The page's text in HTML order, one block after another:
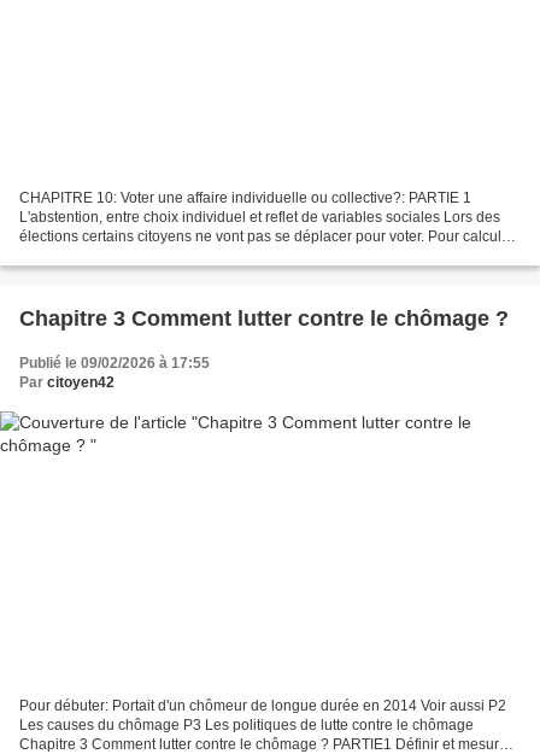
CHAPITRE 10: Voter une affaire individuelle ou collective?: PARTIE 1
L'abstention, entre choix individuel et reflet de variables sociales Lors des
élections certains citoyens ne vont pas se déplacer pour voter. Pour calculer
Chapitre 3 Comment lutter contre le chômage ?
Publié le 09/02/2026 à 17:55
Par citoyen42
Pour débuter: Portait d'un chômeur de longue durée en 2014 Voir aussi P2
Les causes du chômage P3 Les politiques de lutte contre le chômage
Chapitre 3 Comment lutter contre le chômage ? PARTIE1 Définir et mesurer